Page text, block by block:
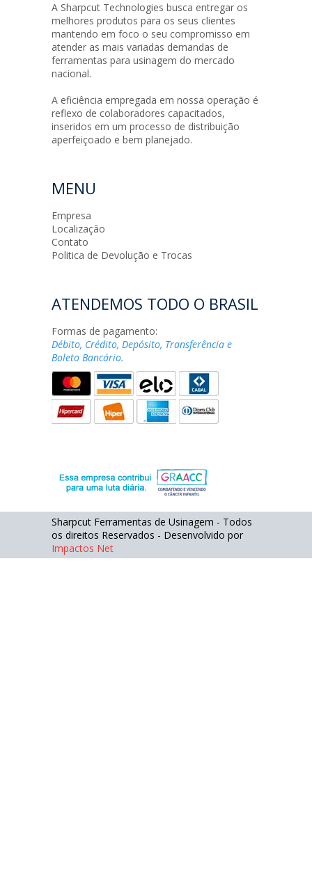
A Sharpcut Technologies busca entregar os
melhores produtos para os seus clientes
mantendo em foco o seu compromisso em
atender as mais variadas demandas de
ferramentas para usinagem do mercado
nacional.
A eficiência empregada em nossa operação é
reflexo de colaboradores capacitados,
inseridos em um processo de distribuição
aperfeiçoado e bem planejado.
MENU
Empresa
Localização
Contato
Politica de Devolução e Trocas
ATENDEMOS TODO O BRASIL
Formas de pagamento:
Débito, Crédito, Depósito, Transferência e
Boleto Bancário.
Sharpcut Ferramentas de Usinagem - Todos
os direitos Reservados - Desenvolvido por
Impactos Net